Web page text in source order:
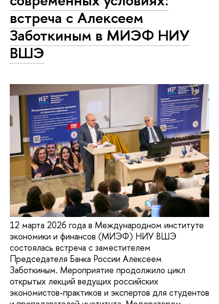
встреча с Алексеем
Заботкиным в МИЭФ НИУ
ВШЭ
12 марта 2026 года в Международном институте
экономики и финансов (МИЭФ) НИУ ВШЭ
состоялась встреча с заместителем
Председателя Банка России Алексеем
Заботкиным. Мероприятие продолжило цикл
открытых лекций ведущих российских
экономистов-практиков и экспертов для студентов